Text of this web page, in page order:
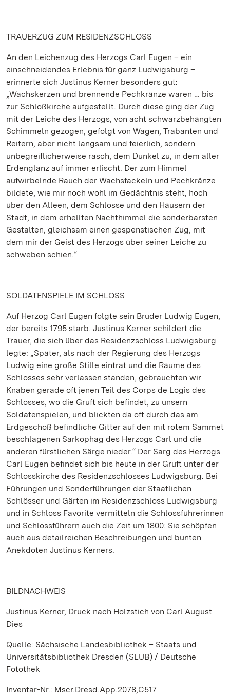
TRAUERZUG ZUM RESIDENZSCHLOSS
An den Leichenzug des Herzogs Carl Eugen – ein
einschneidendes Erlebnis für ganz Ludwigsburg –
erinnerte sich Justinus Kerner besonders gut:
„Wachskerzen und brennende Pechkränze waren … bis
zur Schloßkirche aufgestellt. Durch diese ging der Zug
mit der Leiche des Herzogs, von acht schwarzbehängten
Schimmeln gezogen, gefolgt von Wagen, Trabanten und
Reitern, aber nicht langsam und feierlich, sondern
unbegreiflicherweise rasch, dem Dunkel zu, in dem aller
Erdenglanz auf immer erlischt. Der zum Himmel
aufwirbelnde Rauch der Wachsfackeln und Pechkränze
bildete, wie mir noch wohl im Gedächtnis steht, hoch
über den Alleen, dem Schlosse und den Häusern der
Stadt, in dem erhellten Nachthimmel die sonderbarsten
Gestalten, gleichsam einen gespenstischen Zug, mit
dem mir der Geist des Herzogs über seiner Leiche zu
schweben schien.“
SOLDATENSPIELE IM SCHLOSS
Auf Herzog Carl Eugen folgte sein Bruder Ludwig Eugen,
der bereits 1795 starb. Justinus Kerner schildert die
Trauer, die sich über das Residenzschloss Ludwigsburg
legte: „Später, als nach der Regierung des Herzogs
Ludwig eine große Stille eintrat und die Räume des
Schlosses sehr verlassen standen, gebrauchten wir
Knaben gerade oft jenen Teil des Corps de Logis des
Schlosses, wo die Gruft sich befindet, zu unsern
Soldatenspielen, und blickten da oft durch das am
Erdgeschoß befindliche Gitter auf den mit rotem Sammet
beschlagenen Sarkophag des Herzogs Carl und die
anderen fürstlichen Särge nieder.“ Der Sarg des Herzogs
Carl Eugen befindet sich bis heute in der Gruft unter der
Schlosskirche des Residenzschlosses Ludwigsburg. Bei
Führungen und Sonderführungen der Staatlichen
Schlösser und Gärten im Residenzschloss Ludwigsburg
und in Schloss Favorite vermitteln die Schlossführerinnen
und Schlossführern auch die Zeit um 1800: Sie schöpfen
auch aus detailreichen Beschreibungen und bunten
Anekdoten Justinus Kerners.
BILDNACHWEIS
Justinus Kerner, Druck nach Holzstich von Carl August
Dies
Quelle: Sächsische Landesbibliothek – Staats und
Universitätsbibliothek Dresden (SLUB) / Deutsche
Fotothek
Inventar-Nr.: Mscr.Dresd.App.2078,C517